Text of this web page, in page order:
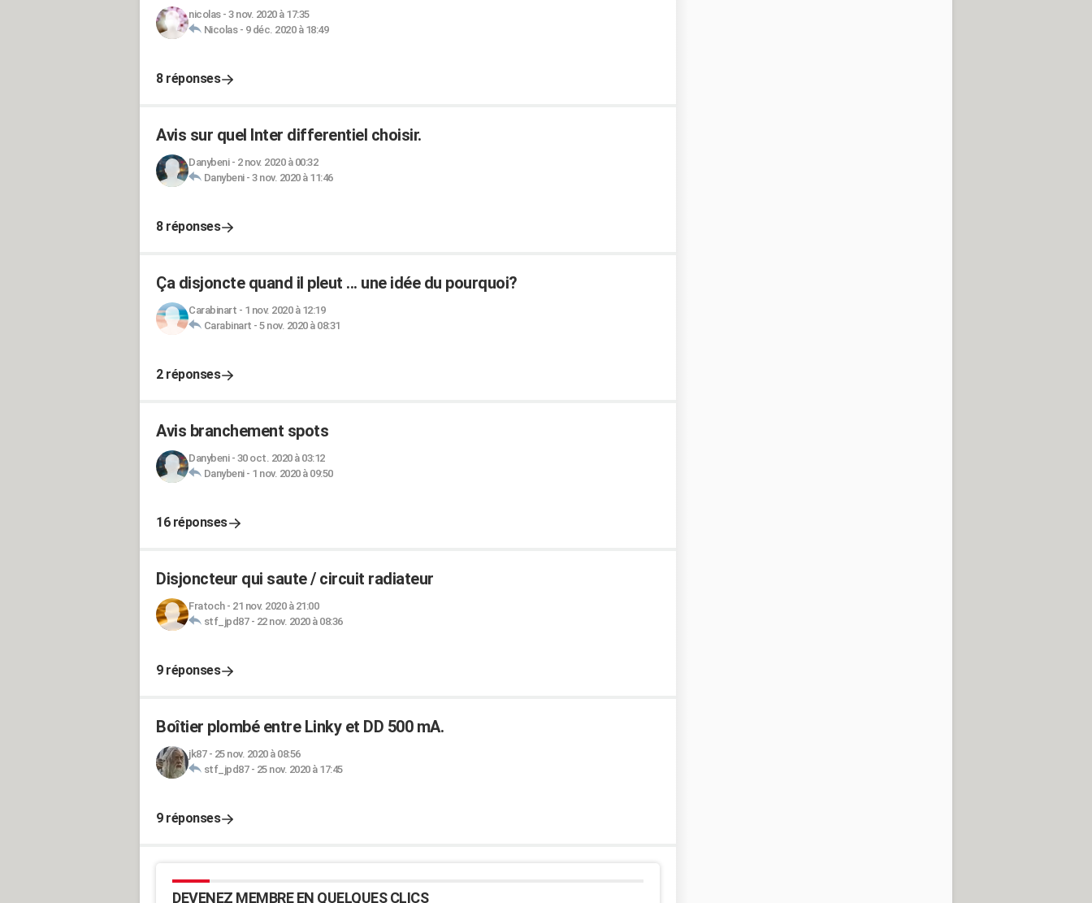
nicolas- 3 nov. 2020 à 17:35
Nicolas- 9 déc. 2020 à 18:49
8 réponses
Avis sur quel Inter differentiel choisir.
Danybeni- 2 nov. 2020 à 00:32
Danybeni- 3 nov. 2020 à 11:46
8 réponses
Ça disjoncte quand il pleut ... une idée du pourquoi?
Carabinart - 1 nov. 2020 à 12:19
Carabinart - 5 nov. 2020 à 08:31
2 réponses
Avis branchement spots
Danybeni- 30 oct. 2020 à 03:12
Danybeni- 1 nov. 2020 à 09:50
16 réponses
Disjoncteur qui saute / circuit radiateur
Fratoch- 21 nov. 2020 à 21:00
stf_jpd87- 22 nov. 2020 à 08:36
9 réponses
Boîtier plombé entre Linky et DD 500 mA.
jk87- 25 nov. 2020 à 08:56
stf_jpd87- 25 nov. 2020 à 17:45
9 réponses
DEVENEZ MEMBRE EN QUELQUES CLICS